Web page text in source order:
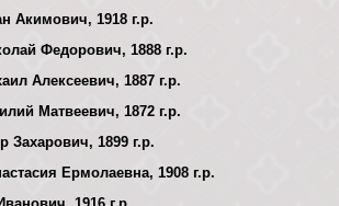
Акимович, 1918 г.р.
Федорович, 1888 г.р.
Алексеевич, 1887 г.р.
Матвеевич, 1872 г.р.
Захарович, 1899 г.р.
Ермолаевна, 1908 г.р.